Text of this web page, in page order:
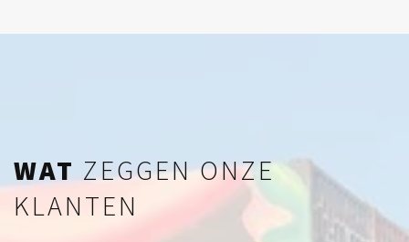
WAT ZEGGEN ONZE
KLANTEN